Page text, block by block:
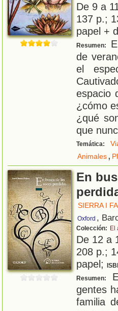
De 9 a
137 p.;
papel +
Resumen:
de
el
espacio
¿cómo
¿qué
que
Temática:
Animales,
En
SIERRA I
Oxford ,
Colección: El
De 12 a
208 p.;
papel;
Resumen:
gentes
familia